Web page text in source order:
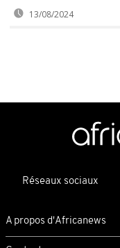
13/08/2024
Réseaux sociaux
A propos d'Africanews